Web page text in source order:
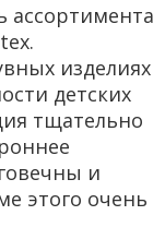
ассортимента
изделиях
детских
тщательно
и
этого очень